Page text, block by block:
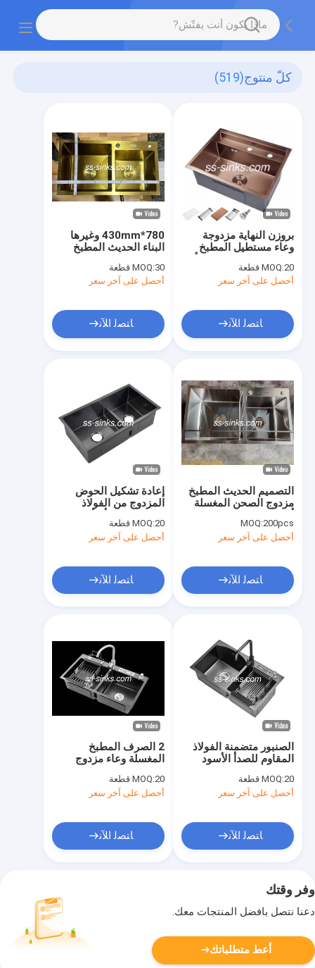
كلّ منتوج(519)
780*430mm وغيرها
البناء الحديث المطبخ
للصدأ
MOQ:30 قطعة
أحصل على آخر سعر
ﺎﺘﺼﻟ ﺍﻶﻧ
بروزن النهاية مزدوجة
وعاء مستطيل المطبخ
للمطبخ المنزلي الحديث
MOQ:20 قطعة
أحصل على آخر سعر
ﺎﺘﺼﻟ ﺍﻶﻧ
إعادة تشكيل الحوض
المزدوج من الفولاذ
لسهولة التنظيف والصيانة
MOQ:20 قطعة
أحصل على آخر سعر
ﺎﺘﺼﻟ ﺍﻶﻧ
التصميم الحديث المطبخ
مزدوج الصحن المغسلة
للصدأ الصرف الصحي
والارتفاع بما في ذلك حتى
MOQ:200pcs
أحصل على آخر سعر
ﺎﺘﺼﻟ ﺍﻶﻧ
2 الصرف المطبخ
المغسلة وعاء مزدوج
MOQ:20 قطعة
أحصل على آخر سعر
ﺎﺘﺼﻟ ﺍﻶﻧ
الصنبور متضمنة الفولاذ
المقاوم للصدأ الأسود
تصريفات
MOQ:20 قطعة
أحصل على آخر سعر
ﺎﺘﺼﻟ ﺍﻶﻧ
وفر وقتك
دعنا نتصل بأفضل المنتجات معك.
أعط متطلباتك